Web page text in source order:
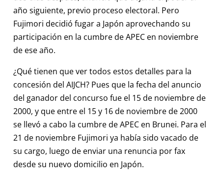
año siguiente, previo proceso electoral. Pero
Fujimori decidió fugar a Japón aprovechando su
participación en la cumbre de APEC en noviembre
de ese año.
¿Qué tienen que ver todos estos detalles para la
concesión del AIJCH? Pues que la fecha del anuncio
del ganador del concurso fue el 15 de noviembre de
2000, y que entre el 15 y 16 de noviembre de 2000
se llevó a cabo la cumbre de APEC en Brunei. Para el
21 de noviembre Fujimori ya había sido vacado de
su cargo, luego de enviar una renuncia por fax
desde su nuevo domicilio en Japón.